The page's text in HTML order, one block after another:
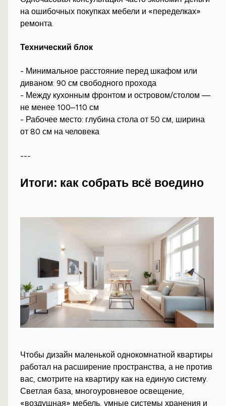
на ошибочных покупках мебели и «переделках»
ремонта.
Технический блок
- Минимальное расстояние перед шкафом или
диваном: 90 см свободного прохода
- Между кухонным фронтом и островом/столом —
не менее 100–110 см
- Рабочее место: глубина стола от 50 см, ширина
от 80 см на человека
---
Итоги: как собрать всё воедино
Чтобы дизайн маленькой однокомнатной квартиры
работал на расширение пространства, а не против
вас, смотрите на квартиру как на единую систему.
Светлая база, многоуровневое освещение,
«воздушная» мебель, умные системы хранения и